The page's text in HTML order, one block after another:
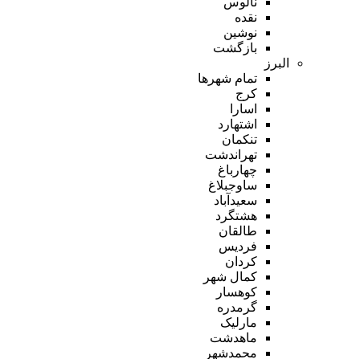
نقده
نوشین
بازگشت
البرز
تمام شهر‌ها
کرج
اسارا
اشتهارد
تنکمان
تهراندشت
چهارباغ
ساوجبلاغ
سعیدآباد
هشتگرد
طالقان
فردیس
کردان
کمال شهر
کوهسار
گرمدره
مارلیک
ماهدشت
محمدشهر